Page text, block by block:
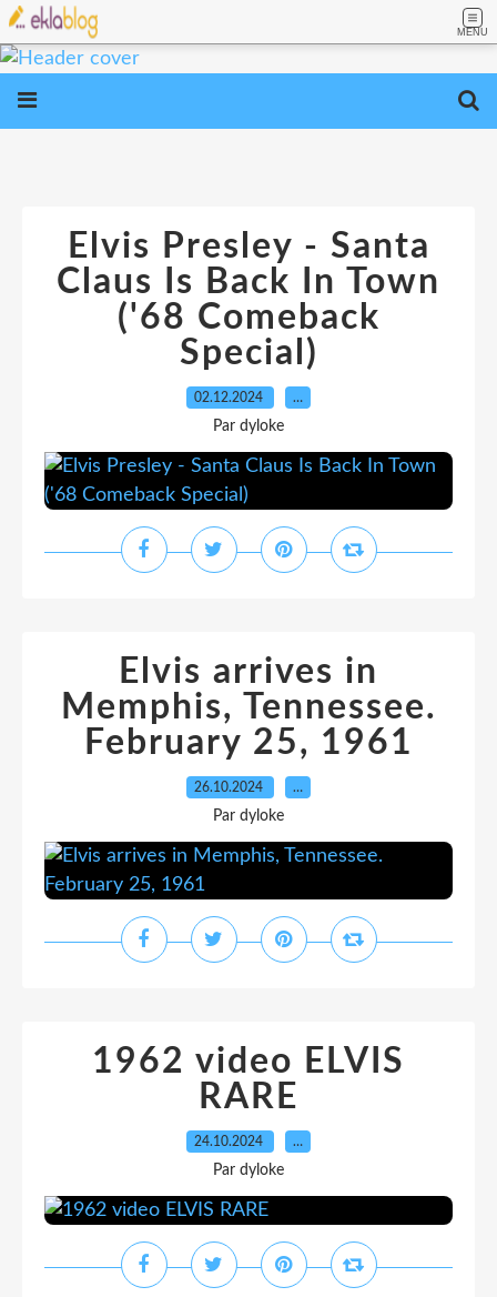
MENU
Elvis Presley - Santa
Claus Is Back In Town
('68 Comeback
Special)
02.12.2024 …
Par dyloke
Elvis arrives in
Memphis, Tennessee.
February 25, 1961
26.10.2024 …
Par dyloke
1962 video ELVIS
RARE
24.10.2024 …
Par dyloke